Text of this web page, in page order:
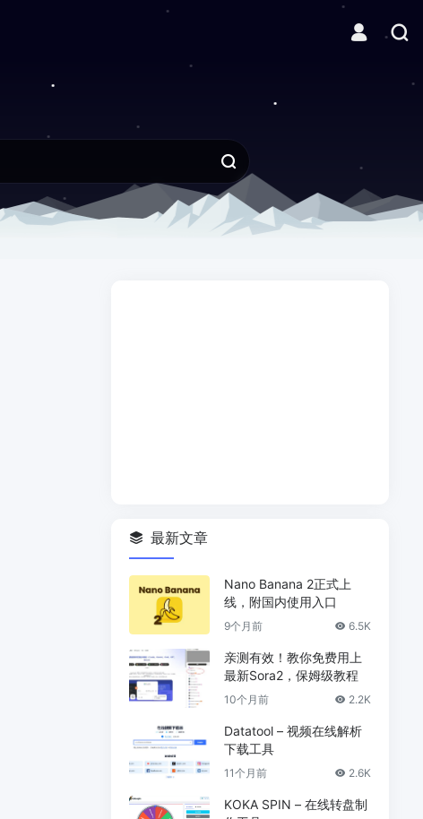
最新文章
Nano Banana 2正式上
线，附国内使用入口
9个月前 6.5K
亲测有效！教你免费用上
最新Sora2，保姆级教程
10个月前 2.2K
Datatool – 视频在线解析
下载工具
11个月前 2.6K
KOKA SPIN – 在线转盘制